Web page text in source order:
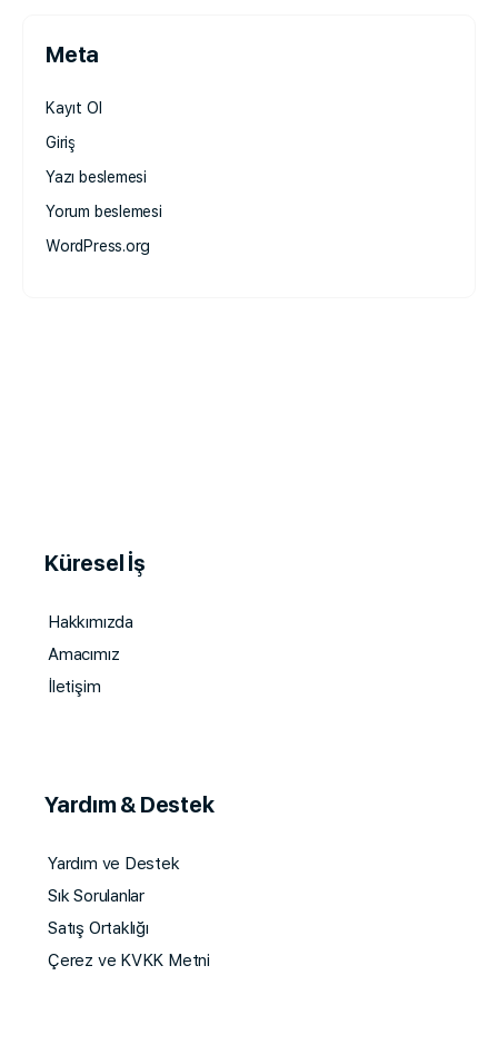
Meta
Kayıt Ol
Giriş
Yazı beslemesi
Yorum beslemesi
WordPress.org
Küresel İş
Hakkımızda
Amacımız
İletişim
Yardım & Destek
Yardım ve Destek
Sık Sorulanlar
Satış Ortaklığı
Çerez ve KVKK Metni